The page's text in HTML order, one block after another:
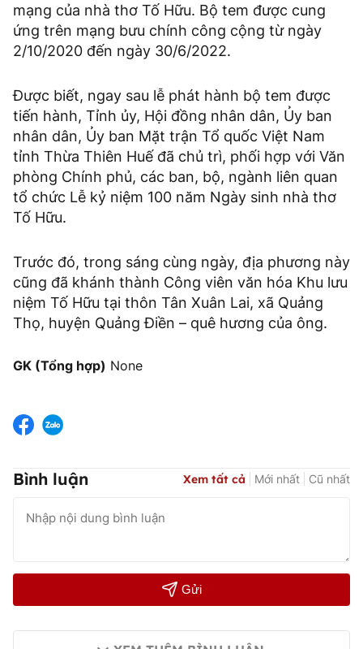
mạng của nhà thơ Tố Hữu. Bộ tem được cung
ứng trên mạng bưu chính công cộng từ ngày
2/10/2020 đến ngày 30/6/2022.
Được biết, ngay sau lễ phát hành bộ tem được
tiến hành, Tỉnh ủy, Hội đồng nhân dân, Ủy ban
nhân dân, Ủy ban Mặt trận Tổ quốc Việt Nam
tỉnh Thừa Thiên Huế đã chủ trì, phối hợp với Văn
phòng Chính phủ, các ban, bộ, ngành liên quan
tổ chức Lễ kỷ niệm 100 năm Ngày sinh nhà thơ
Tố Hữu.
Trước đó, trong sáng cùng ngày, địa phương này
cũng đã khánh thành Công viên văn hóa Khu lưu
niệm Tố Hữu tại thôn Tân Xuân Lai, xã Quảng
Thọ, huyện Quảng Điền – quê hương của ông.
GK (Tổng hợp) None
Bình luận Xem tất cả Mới nhất Cũ nhất
Gửi